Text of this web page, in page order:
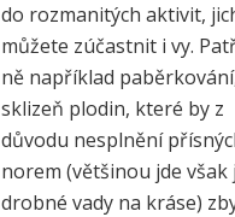
do rozmanitých aktivit,
můžete zúčastnit i vy.
ně například
sklizeň plodin, které by z
důvodu nesplnění
norem (většinou jde však
drobné vady na kráse)